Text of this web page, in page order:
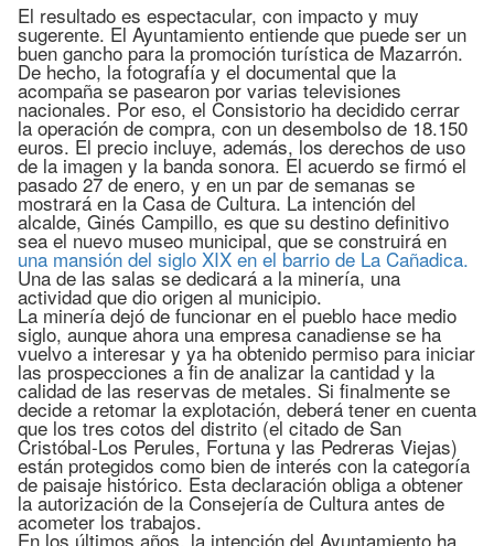
El resultado es espectacular, con impacto y muy
sugerente. El Ayuntamiento entiende que puede ser un
buen gancho para la promoción turística de Mazarrón.
De hecho, la fotografía y el documental que la
acompaña se pasearon por varias televisiones
nacionales. Por eso, el Consistorio ha decidido cerrar
la operación de compra, con un desembolso de 18.150
euros. El precio incluye, además, los derechos de uso
de la imagen y la banda sonora. El acuerdo se firmó el
pasado 27 de enero, y en un par de semanas se
mostrará en la Casa de Cultura. La intención del
alcalde, Ginés Campillo, es que su destino definitivo
sea el nuevo museo municipal, que se construirá en
una mansión del siglo XIX en el barrio de La Cañadica.
Una de las salas se dedicará a la minería, una
actividad que dio origen al municipio.
La minería dejó de funcionar en el pueblo hace medio
siglo, aunque ahora una empresa canadiense se ha
vuelvo a interesar y ya ha obtenido permiso para iniciar
las prospecciones a fin de analizar la cantidad y la
calidad de las reservas de metales. Si finalmente se
decide a retomar la explotación, deberá tener en cuenta
que los tres cotos del distrito (el citado de San
Cristóbal-Los Perules, Fortuna y las Pedreras Viejas)
están protegidos como bien de interés con la categoría
de paisaje histórico. Esta declaración obliga a obtener
la autorización de la Consejería de Cultura antes de
acometer los trabajos.
En los últimos años, la intención del Ayuntamiento ha